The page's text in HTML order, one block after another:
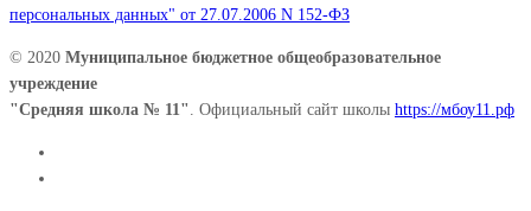
персональных данных" от 27.07.2006 N 152-ФЗ
© 2020 Муниципальное бюджетное общеобразовательное
учреждение
"Средняя школа № 11" . Официальный сайт школы https://мбоу11.рф